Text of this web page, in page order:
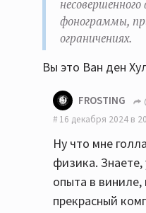
фонограммы,
ограничениях.
Вы это Ван ден
FROSTING
16 декабря 2024 в
Ну что мне
физика.
опыта в виниле,
прекрасный